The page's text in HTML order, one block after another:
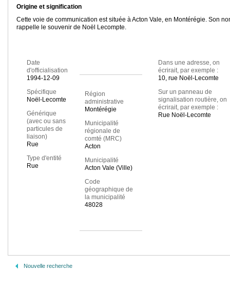
Origine et signification
Cette voie de communication est située à Acton Vale, en Montérégie. Son
rappelle le souvenir de Noël Lecompte.
Date
d'officialisation
1994-12-09
Spécifique
Noël-Lecomte
Générique
(avec ou sans
particules de
liaison)
Rue
Type d'entité
Rue
Région
administrative
Montérégie
Municipalité
régionale de
comté (MRC)
Acton
Municipalité
Acton Vale (Ville)
Code
géographique de
la municipalité
48028
Dans une adresse, on
écrirait, par exemple :
10, rue Noël-Lecomte
Sur un panneau de
signalisation routière, on
écrirait, par exemple :
Rue Noël-Lecomte
Nouvelle recherche